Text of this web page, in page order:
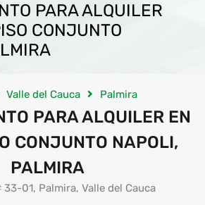
PARA ALQUILER
CONJUNTO
Valle del Cauca Palmira
PARA ALQUILER EN
CONJUNTO NAPOLI,
PALMIRA
01, Palmira, Valle del Cauca